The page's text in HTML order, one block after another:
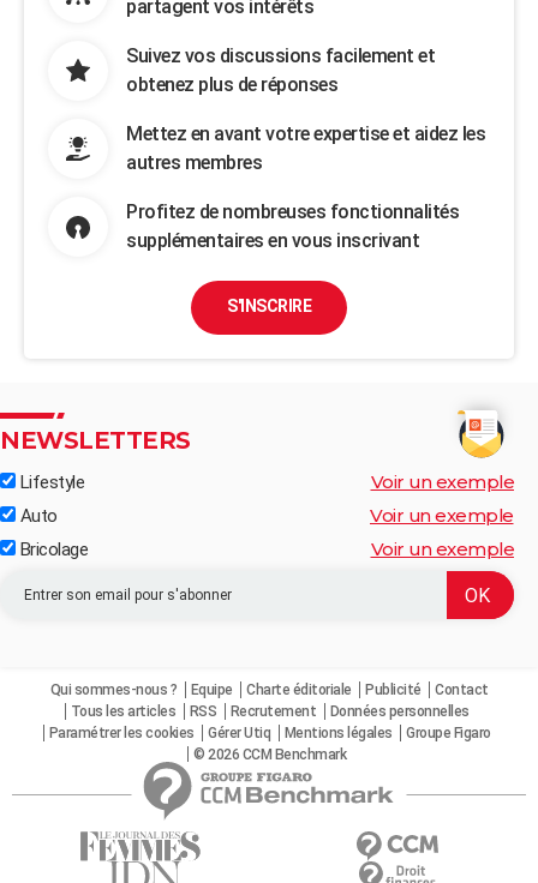
partagent vos intérêts
Suivez vos discussions facilement et
obtenez plus de réponses
Mettez en avant votre expertise et aidez les
autres membres
Profitez de nombreuses fonctionnalités
supplémentaires en vous inscrivant
S'INSCRIRE
NEWSLETTERS
Lifestyle Voir un exemple
Auto Voir un exemple
Bricolage Voir un exemple
Qui sommes-nous ? Equipe Charte éditoriale Publicité
Contact
Tous les articles
RSS Recrutement
Données personnelles
Paramétrer les cookies
Gérer Utiq Mentions légales
Groupe Figaro
© 2026 CCM Benchmark